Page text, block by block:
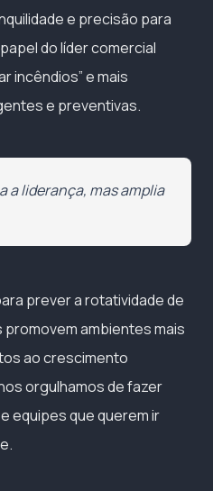
e precisão para
do líder comercial
incêndios” e mais
e preventivas.
a liderança, mas amplia
prever a rotatividade de
ambientes mais
ao crescimento
orgulhamos de fazer
equipes que querem ir